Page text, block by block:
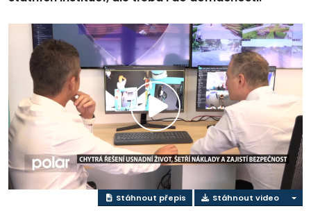
Přehrát
video
Stáhnout přepis Stáhnout video